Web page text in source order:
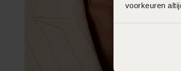
voorkeuren